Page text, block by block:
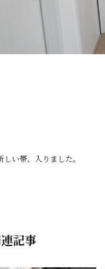
しい帯、入りました。
記事